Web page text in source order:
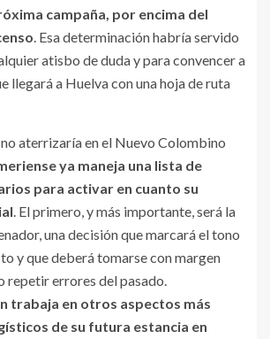
campaña, por encima del
. Esa determinación habría servido
atisbo de duda y para convencer a
llegará a Huelva con una hoja de ruta
aterrizaría en el Nuevo Colombino
ya maneja una lista de
para activar en cuanto su
. El primero, y más importante, será la
una decisión que marcará el tono
y que deberá tomarse con margen
repetir errores del pasado.
trabaja en otros aspectos más
de su futura estancia en